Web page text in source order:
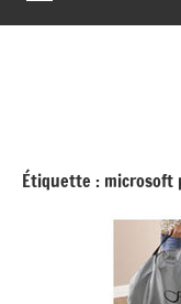
Étiquette : microsoft